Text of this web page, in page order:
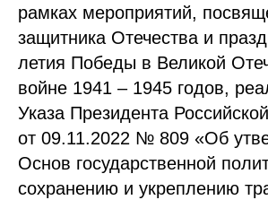
рамках мероприятий,
защитника Отечества и
летия Победы в Великой
войне 1941 – 1945 годов,
Указа Президента
от 09.11.2022 № 809 «Об
Основ государственной
сохранению и укреплению